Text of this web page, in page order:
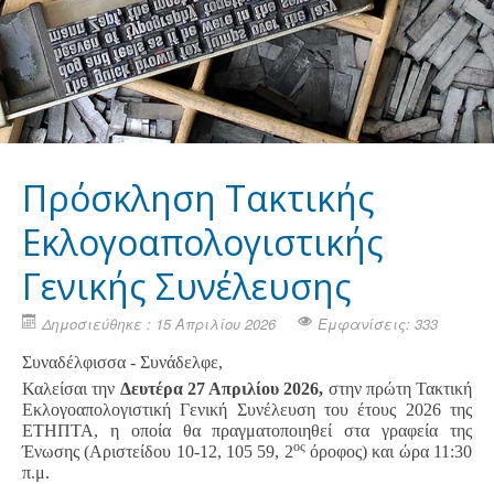
Πρόσκληση Τακτικής
Εκλογοαπολογιστικής
Γενικής Συνέλευσης
Δημοσιεύθηκε : 15 Απριλίου 2026 Εμφανίσεις: 333
Συναδέλφισσα - Συνάδελφε,
Καλείσαι την Δευτέρα 27 Απριλίου 2026, στην πρώτη Τακτική
Εκλογοαπολογιστική Γενική Συνέλευση του έτους 2026 της
ΕΤΗΠΤΑ, η οποία θα πραγματοποιηθεί στα γραφεία της
Ένωσης (Αριστείδου 10-12, 105 59, 2οςόροφος) και ώρα 11:30
π.μ.